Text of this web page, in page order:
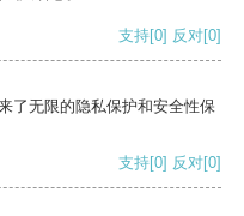
支持[0] 反对[0]
了无限的隐私保护和安全性保
支持[0] 反对[0]